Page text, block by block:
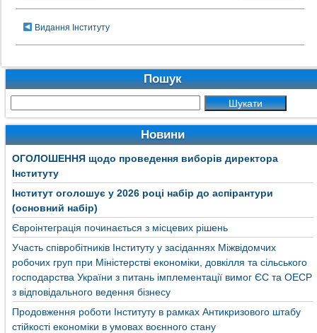
Видання Інституту
Пошук
Новини
ОГОЛОШЕННЯ щодо проведення виборів директора
Інституту
Інститут оголошує у 2026 році набір до аспірантури
(основний набір)
Євроінтеграція починається з місцевих рішень
Участь співробітників Інституту у засіданнях Міжвідомчих
робочих груп при Міністерстві економіки, довкілля та сільського
господарства України з питань імплементації вимог ЄС та ОЕСР
з відповідального ведення бізнесу
Продовження роботи Інституту в рамках Антикризового штабу
стійкості економіки в умовах воєнного стану